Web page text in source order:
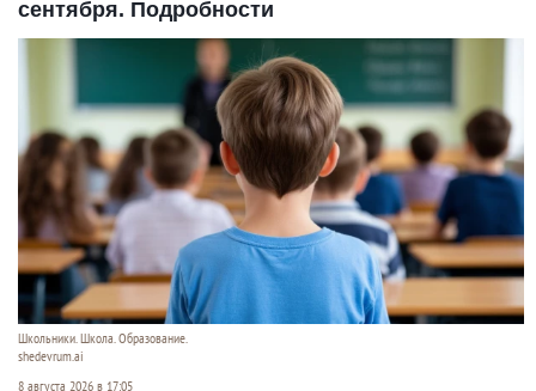
сентября. Подробности
Школьники. Школа. Образование.
shedevrum.ai
8 августа 2026 в 17:05